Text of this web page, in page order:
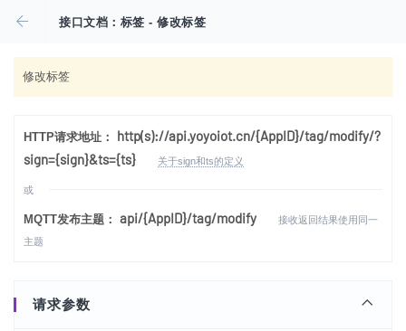
接口文档：标签 - 修改标签
修改标签
HTTP请求地址：
http(s)://api.yoyoiot.cn/{AppID}/tag/modify/?
sign={sign}&ts={ts}
关于sign和ts的定义
或
MQTT发布主题： api/{AppID}/tag/modify
接收返回结果使用同一
主题
请求参数